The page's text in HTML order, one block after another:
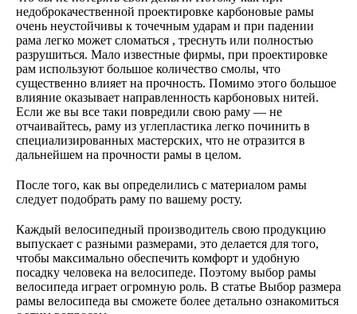
недоброкачественной проектировке карбоновые рамы
очень неустойчивы к точечным ударам и при падении
рама легко может сломаться , треснуть или полностью
разрушиться. Мало известные фирмы, при проектировке
рам используют большое количество смолы, что
существенно влияет на прочность. Помимо этого большое
влияние оказывает направленность карбоновых нитей.
Если же вы все таки повредили свою раму — не
отчаивайтесь, раму из углепластика легко починить в
специализированных мастерских, что не отразится в
дальнейшем на прочности рамы в целом.
После того, как вы определились с материалом рамы
следует подобрать раму по вашему росту.
Каждый велосипедный производитель свою продукцию
выпускает с разными размерами, это делается для того,
чтобы максимально обеспечить комфорт и удобную
посадку человека на велосипеде. Поэтому выбор рамы
велосипеда играет огромную роль. В статье Выбор размера
рамы велосипеда вы сможете более детально ознакомиться